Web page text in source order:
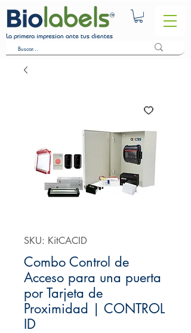
La primera impresion ante tus clientes
SKU: KitCACID
Combo Control de
Acceso para una puerta
por Tarjeta de
Proximidad | CONTROL
ID